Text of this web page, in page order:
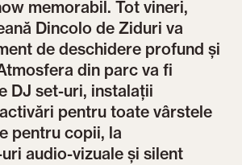
memorabil. Tot vineri,
Dincolo de Ziduri va
de deschidere profund și
din parc va fi
DJ set-uri, instalații
pentru toate vârstele
pentru copii, la
audio-vizuale și silent